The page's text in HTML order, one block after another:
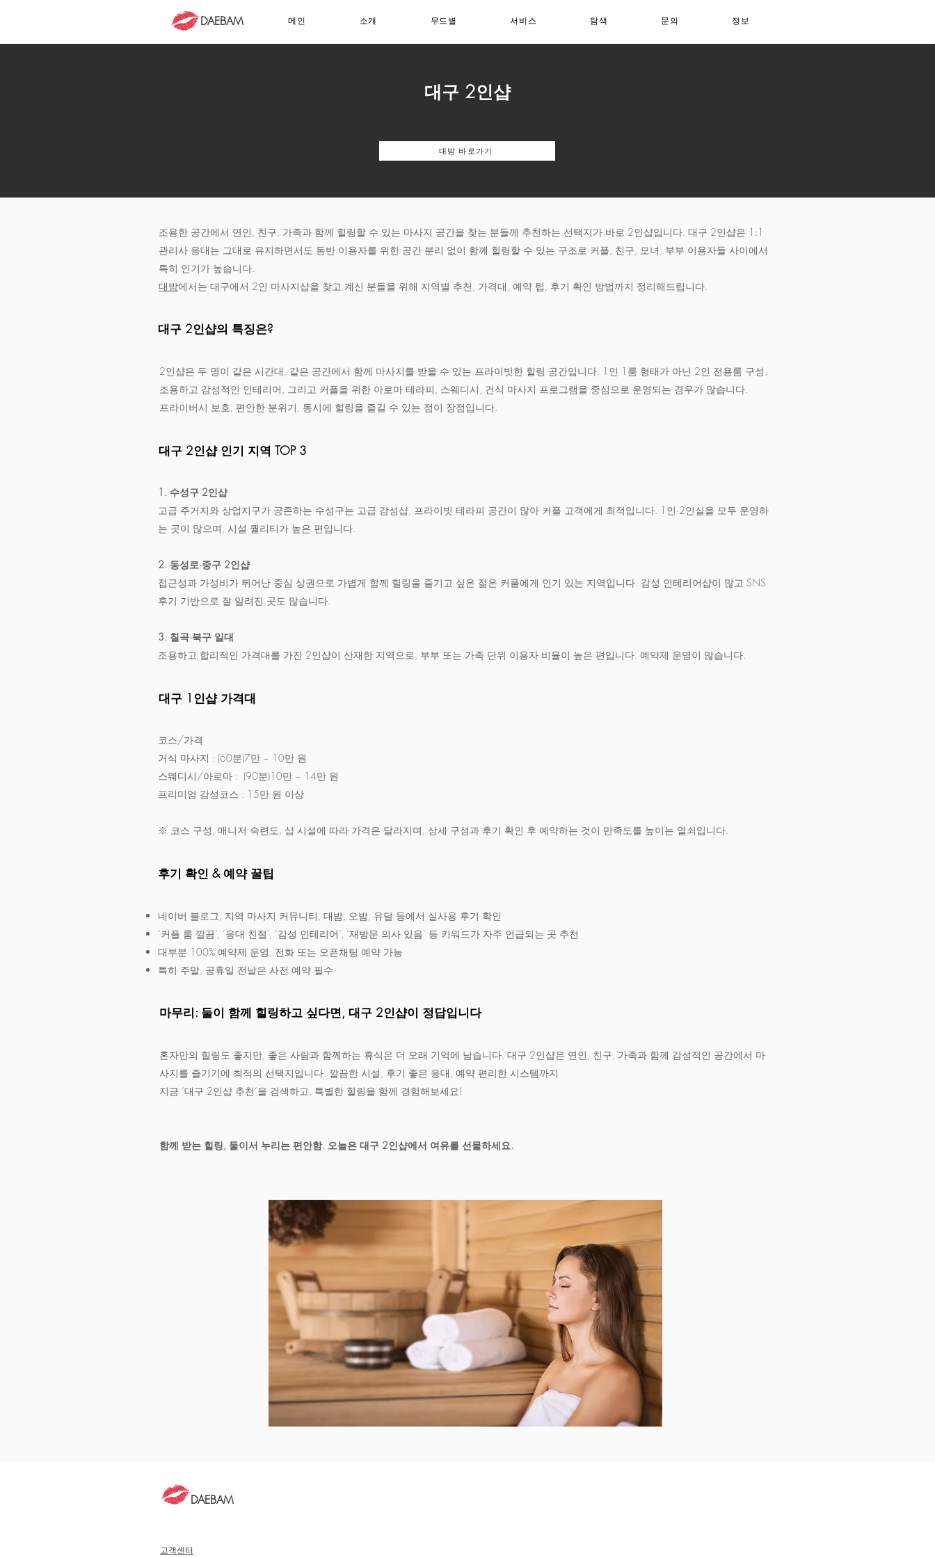
DAEBAM 메인 소개 무드별 서비스 탐색 문의 정보
대구 2인샵
대밤 바로가기
조용한 공간에서 연인, 친구, 가족과 함께 힐링할 수 있는 마사지 공간을 찾는 분들께 추천하는 선택지가 바로 2인샵입니다. 대구 2인샵은 1:1
관리사 응대는 그대로 유지하면서도 동반 이용자를 위한 공간 분리 없이 함께 힐링할 수 있는 구조로 커플, 친구, 모녀, 부부 이용자들 사이에서
특히 인기가 높습니다.
대밤에서는 대구에서 2인 마사지샵을 찾고 계신 분들을 위해 지역별 추천, 가격대, 예약 팁, 후기 확인 방법까지 정리해드립니다.
대구 2인샵의 특징은?
2인샵은 두 명이 같은 시간대, 같은 공간에서 함께 마사지를 받을 수 있는 프라이빗한 힐링 공간입니다. 1인 1룸 형태가 아닌 2인 전용룸 구성,
조용하고 감성적인 인테리어, 그리고 커플을 위한 아로마 테라피, 스웨디시, 건식 마사지 프로그램을 중심으로 운영되는 경우가 많습니다.
프라이버시 보호, 편안한 분위기, 동시에 힐링을 즐길 수 있는 점이 장점입니다.
대구 2인샵 인기 지역 TOP 3
1. 수성구 2인샵
고급 주거지와 상업지구가 공존하는 수성구는 고급 감성샵, 프라이빗 테라피 공간이 많아 커플 고객에게 최적입니다. 1인·2인실을 모두 운영하
는 곳이 많으며, 시설 퀄리티가 높은 편입니다.
2. 동성로·중구 2인샵
접근성과 가성비가 뛰어난 중심 상권으로 가볍게 함께 힐링을 즐기고 싶은 젊은 커플에게 인기 있는 지역입니다. 감성 인테리어샵이 많고 SNS
후기 기반으로 잘 알려진 곳도 많습니다.
3. 칠곡·북구 일대
조용하고 합리적인 가격대를 가진 2인샵이 산재한 지역으로, 부부 또는 가족 단위 이용자 비율이 높은 편입니다. 예약제 운영이 많습니다.
대구 1인샵 가격대
코스/가격
거식 마사지 : (60분)7만 ~ 10만 원
스웨디시/아로마 : (90분)10만 ~ 14만 원
프리미엄 감성코스 : 15만 원 이상
※ 코스 구성, 매니저 숙련도, 샵 시설에 따라 가격은 달라지며, 상세 구성과 후기 확인 후 예약하는 것이 만족도를 높이는 열쇠입니다.
후기 확인 & 예약 꿀팁
네이버 블로그, 지역 마사지 커뮤니티, 대밤, 오밤, 유달 등에서 실사용 후기 확인
‘커플 룸 깔끔’, ‘응대 친절’, ‘감성 인테리어’, ‘재방문 의사 있음’ 등 키워드가 자주 언급되는 곳 추천
대부분 100% 예약제 운영, 전화 또는 오픈채팅 예약 가능
특히 주말, 공휴일 전날은 사전 예약 필수
마무리: 둘이 함께 힐링하고 싶다면, 대구 2인샵이 정답입니다
혼자만의 힐링도 좋지만, 좋은 사람과 함께하는 휴식은 더 오래 기억에 남습니다. 대구 2인샵은 연인, 친구, 가족과 함께 감성적인 공간에서 마
사지를 즐기기에 최적의 선택지입니다. 깔끔한 시설, 후기 좋은 응대, 예약 편리한 시스템까지
지금 ‘대구 2인샵 추천’을 검색하고, 특별한 힐링을 함께 경험해보세요!
함께 받는 힐링, 둘이서 누리는 편안함. 오늘은 대구 2인샵에서 여유를 선물하세요.
DAEBAM
고객센터